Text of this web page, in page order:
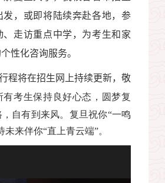
发，或即将陆续奔赴各地，参
、走访重点中学，为考生和家
性化咨询服务。
程将在招生网上持续更新，敬
有考生保持良好心态，圆梦复
自有到来风。复旦祝你“一鸣
未来伴你“直上青云端”。